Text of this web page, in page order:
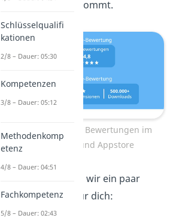
ankommt.
Studyflix-App – Bewertungen im
Playstore und Appstore
Auch hier haben wir ein paar
Bewertungen
für dich:
Schlüsselqualifi
kationen
2/8 – Dauer: 05:30
Kompetenzen
3/8 – Dauer: 05:12
Methodenkomp
etenz
4/8 – Dauer: 04:51
Fachkompetenz
5/8 – Dauer: 02:43